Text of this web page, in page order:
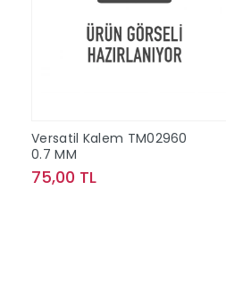
Versatil Kalem TM02960
0.7 MM
75,00 TL